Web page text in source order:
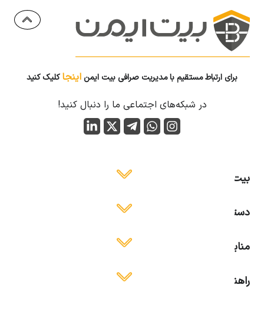
برای ارتباط مستقیم با مدیریت صرافی بیت ایمن اینجاکلیک کنید
در شبکه‌های اجتماعی ما را دنبال کنید!
بیت ایمن
دسترسی آسان
منابع آموزشی
راهنمای استفاده